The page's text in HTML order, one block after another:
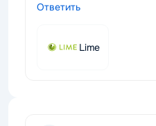
Ответить
Lime